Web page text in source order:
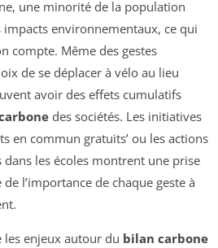
une minorité de la population
environnementaux, ce qui
compte. Même des gestes
de se déplacer à vélo au lieu
avoir des effets cumulatifs
des sociétés. Les initiatives
en commun gratuits’ ou les actions
les écoles montrent une prise
l’importance de chaque geste à
les enjeux autour du bilan carbone